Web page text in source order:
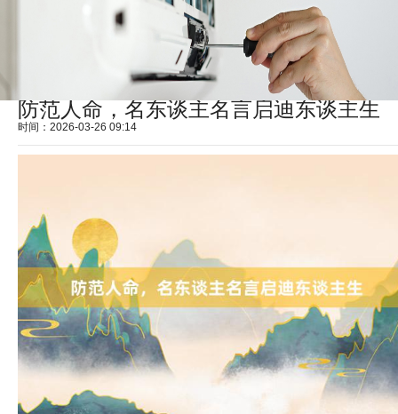
防范人命，名东谈主名言启迪东谈主生
时间：2026-03-26 09:14